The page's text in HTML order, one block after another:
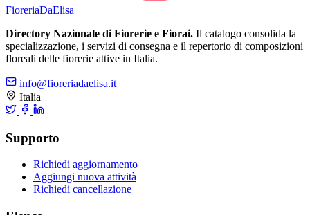
FioreriaDaElisa
Directory Nazionale di Fiorerie e Fiorai. Il catalogo consolida la
specializzazione, i servizi di consegna e il repertorio di composizioni
floreali delle fiorerie attive in Italia.
info@fioreriadaelisa.it
Italia
Supporto
Richiedi aggiornamento
Aggiungi nuova attività
Richiedi cancellazione